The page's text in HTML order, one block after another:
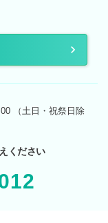
（土日・祝祭日除
ください